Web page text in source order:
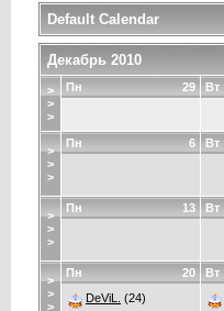
Default Calendar
Декабрь 2010
>
>
>
29
Пн Вт
>
>
>
6
Пн Вт
>
>
>
13
Пн Вт
>
>
>
20
Пн
DeViL. (24)
Вт